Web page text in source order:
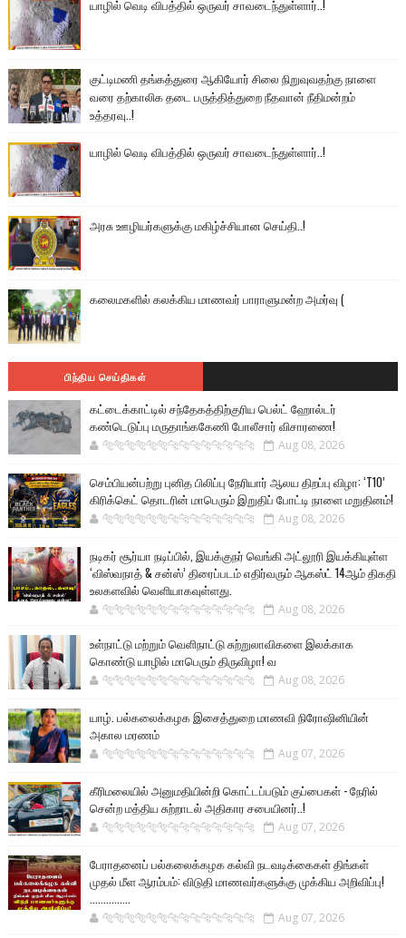
யாழில் வெடி விபத்தில் ஒருவர் சாவடைந்துள்ளார்..!
குட்டிமணி தங்கத்துரை ஆகியோர் சிலை நிறுவுவதற்கு நாளை
வரை தற்காலிக தடை பருத்தித்துறை நீதவான் நீதிமன்றம்
உத்தரவு..!
யாழில் வெடி விபத்தில் ஒருவர் சாவடைந்துள்ளார்..!
அரசு ஊழியர்களுக்கு மகிழ்ச்சியான செய்தி..!
கலைமகளில் கலக்கிய மாணவர் பாராளுமன்ற அமர்வு (
பிந்திய செய்திகள்
கட்டைக்காட்டில் சந்தேகத்திற்குரிய பெல்ட் ஹோல்டர்
கண்டெடுப்பு மருதாங்ககேணி போலீசார் விசாரணை!
🐅🐅🐅🐅🐅🐅🐆🐆🐆🐆🐆🐆🐆🐆 Aug 08, 2026
செம்பியன்பற்று புனித பிலிப்பு நேரியார் ஆலய திறப்பு விழா: ‘T10’
கிரிக்கெட் தொடரின் மாபெரும் இறுதிப் போட்டி நாளை மறுதினம்!
🐅🐅🐅🐅🐅🐅🐆🐆🐆🐆🐆🐆🐆🐆 Aug 08, 2026
நடிகர் சூர்யா நடிப்பில், இயக்குநர் வெங்கி அட்லூரி இயக்கியுள்ள
‘விஸ்வநாத் & சன்ஸ்’ திரைப்படம் எதிர்வரும் ஆகஸ்ட் 14ஆம் திகதி
உலகளவில் வெளியாகவுள்ளது.
🐅🐅🐅🐅🐅🐅🐆🐆🐆🐆🐆🐆🐆🐆 Aug 08, 2026
உள்நாட்டு மற்றும் வெளிநாட்டு சுற்றுலாவிகளை இலக்காக
கொண்டு யாழில் மாபெரும் திருவிழா! வ
🐅🐅🐅🐅🐅🐅🐆🐆🐆🐆🐆🐆🐆🐆 Aug 08, 2026
யாழ். பல்கலைக்கழக இசைத்துறை மாணவி நிரோஷினியின்
அகால மரணம்
🐅🐅🐅🐅🐅🐅🐆🐆🐆🐆🐆🐆🐆🐆 Aug 07, 2026
கீரிமலையில் அனுமதியின்றி கொட்டப்படும் குப்பைகள் - நேரில்
சென்ற மத்திய சுற்றாடல் அதிகார சபையினர்..!
🐅🐅🐅🐅🐅🐅🐆🐆🐆🐆🐆🐆🐆🐆 Aug 07, 2026
பேராதனைப் பல்கலைக்கழக கல்வி நடவடிக்கைகள் திங்கள்
முதல் மீள ஆரம்பம்: விடுதி மாணவர்களுக்கு முக்கிய அறிவிப்பு!
...............
🐅🐅🐅🐅🐅🐅🐆🐆🐆🐆🐆🐆🐆🐆 Aug 07, 2026